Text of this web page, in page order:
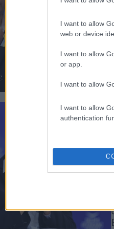
I want to allow
web or device
I want to allow
or app.
I want to allow
I want to allow
authentication